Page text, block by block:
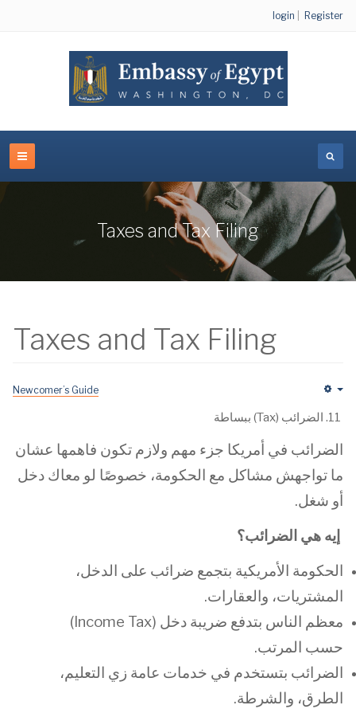
login Register
Taxes and Tax Filing
Taxes and Tax Filing
Newcomer’s Guide
الضرائب في أمريكا جزء مهم ولازم تكون فاهمها عشان
ما تواجهش مشاكل مع الحكومة، خصوصًا لو معاك دخل
أو شغل.
إيه هي الضرائب؟
الحكومة الأمريكية بتجمع ضرائب على الدخل،
المشتريات، والعقارات.
معظم الناس بتدفع ضريبة دخل (Income Tax)
حسب المرتب.
الضرائب بتستخدم في خدمات عامة زي التعليم،
الطرق، والشرطة.